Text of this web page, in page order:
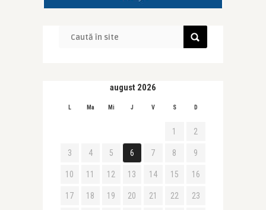
august 2026
L Ma Mi J V S D
1 2
3 4 5 6 7 8 9
10 11 12 13 14 15 16
17 18 19 20 21 22 23